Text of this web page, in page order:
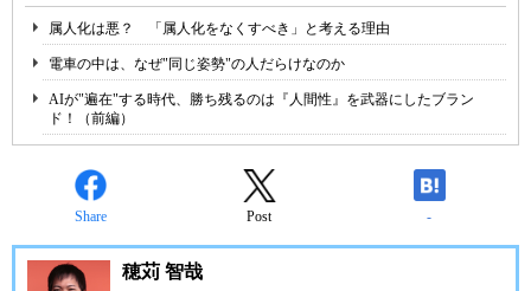
属人化は悪？ 「属人化をなくすべき」と考える理由
電車の中は、なぜ"同じ姿勢"の人だらけなのか
AIが"遍在"する時代、勝ち残るのは『人間性』を武器にしたブラン
ド！（前編）
Share Post -
穂苅 智哉